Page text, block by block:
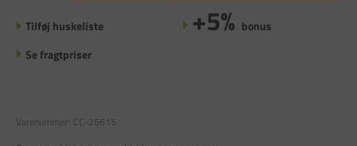
Tilføj huskeliste +5% bonus
Se fragtpriser
Varenummer: CC-26615